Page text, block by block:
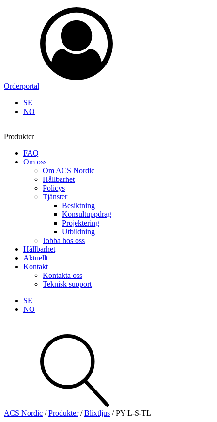
Orderportal
SE
NO
Produkter
FAQ
Om oss
Om ACS Nordic
Hållbarhet
Policys
Tjänster
Besiktning
Konsultuppdrag
Projektering
Utbildning
Jobba hos oss
Hållbarhet
Aktuellt
Kontakt
Kontakta oss
Teknisk support
SE
NO
Se alla kategorier
Se alla produkter
ACS Nordic /Produkter/Blixtljus /PY L-S-TL